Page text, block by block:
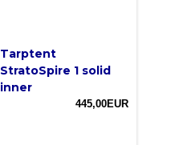
Tarptent
StratoSpire 1 solid
inner
445,00EUR